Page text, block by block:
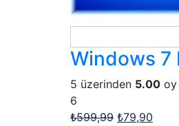
Windows 7
5 üzerinden 5.00 oy
6
₺599,99 ₺79,90